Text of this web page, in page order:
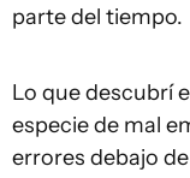
parte del tiempo.
Lo que descubrí
especie de mal
errores debajo